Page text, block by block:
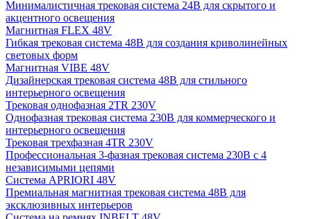
Минималистичная трековая система 24В для скрытого и
акцентного освещения
Магнитная FLEX 48V
Гибкая трековая система 48В для создания криволинейных
световых форм
Магнитная VIBE 48V
Дизайнерская трековая система 48В для стильного
интерьерного освещения
Трековая однофазная 2TR 230V
Однофазная трековая система 230В для коммерческого и
интерьерного освещения
Трековая трехфазная 4TR 230V
Профессиональная 3-фазная трековая система 230В с 4
независимыми цепями
Система APRIORI 48V
Премиальная магнитная трековая система 48В для
эксклюзивных интерьеров